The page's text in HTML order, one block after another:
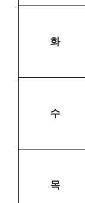
화
수
목